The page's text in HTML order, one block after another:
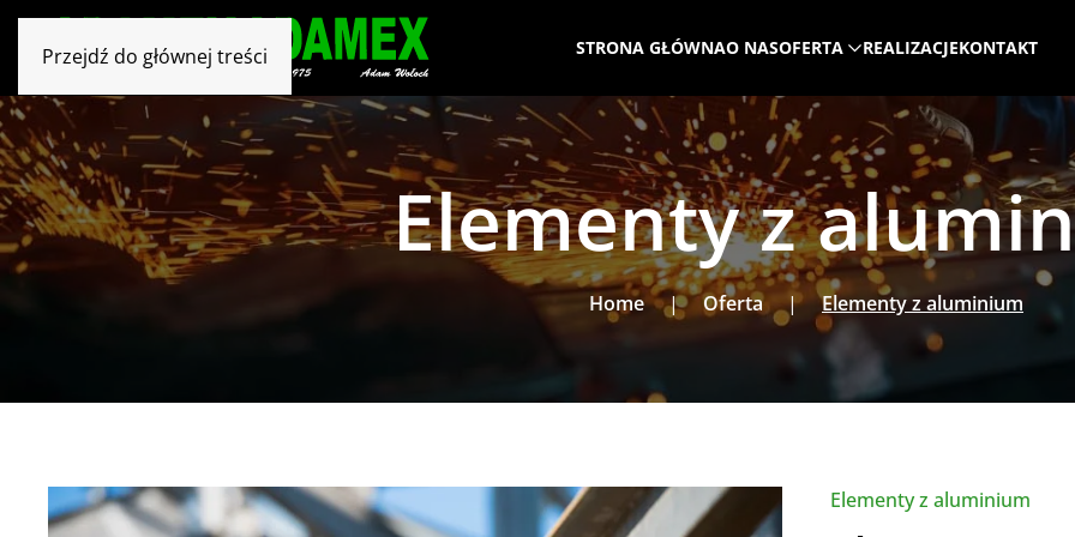
Przejdź do głównej treści STRONA GŁÓWNAO NASOFERTA REALIZACJEKONTAKT
Elementy z
Home Oferta Elementy z aluminium
Elementy z aluminium